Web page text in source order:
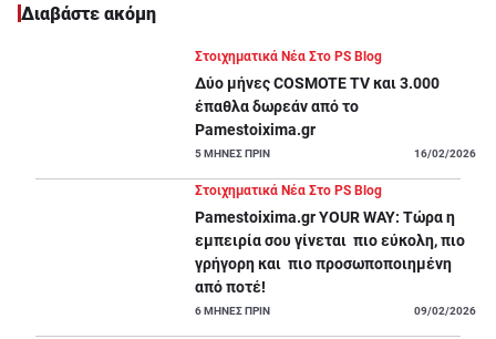
Διαβάστε ακόμη
Στοιχηματικά Νέα Στο PS Blog
Δύο μήνες COSMOTE TV και 3.000
έπαθλα δωρεάν από το
Pamestoixima.gr
5ΜΗΝΕΣ ΠΡΙΝ 16/02/2026
Στοιχηματικά Νέα Στο PS Blog
Pamestoixima.gr YOUR WAY: Τώρα η
εμπειρία σου γίνεται πιο εύκολη, πιο
γρήγορη και πιο προσωποποιημένη
από ποτέ!
6ΜΗΝΕΣ ΠΡΙΝ 09/02/2026